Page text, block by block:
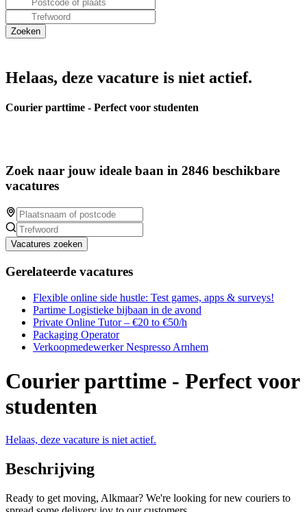
Helaas, deze vacature is niet actief.
Courier parttime - Perfect voor studenten
Zoek naar jouw ideale baan in 2846 beschikbare
vacatures
Vacatures zoeken
Gerelateerde vacatures
Flexible online side hustle: Test games, apps & surveys!
Partime Logistieke bijbaan in de avond
Private Online Tutor – €20 to €50/h
Packaging Operator
Verkoopmedewerker Nespresso Arnhem
Courier parttime - Perfect voor
studenten
Helaas, deze vacature is niet actief.
Beschrijving
Ready to get moving, Alkmaar? We're looking for new couriers to